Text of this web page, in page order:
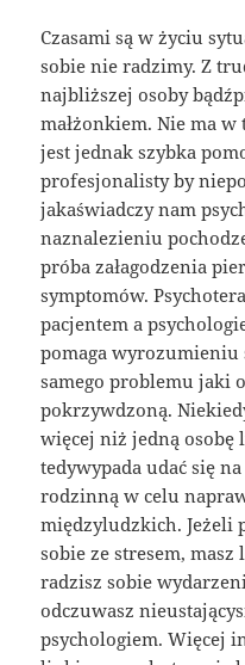
Czasami są w życiu
sobie nie radzimy. Z
najbliższej osoby
małżonkiem. Nie ma
jest jednak szybka
profesjonalisty by
jakaświadczy nam
naznalezieniu
próba załagodzenia
symptomów.
pacjentem a
pomaga
samego problemu jaki
pokrzywdzoną.
więcej niż jedną osobę
tedywypada udać się
rodzinną w celu
międzyludzkich. Jeżeli
sobie ze stresem,
radzisz sobie
odczuwasz
psychologiem. Więcej